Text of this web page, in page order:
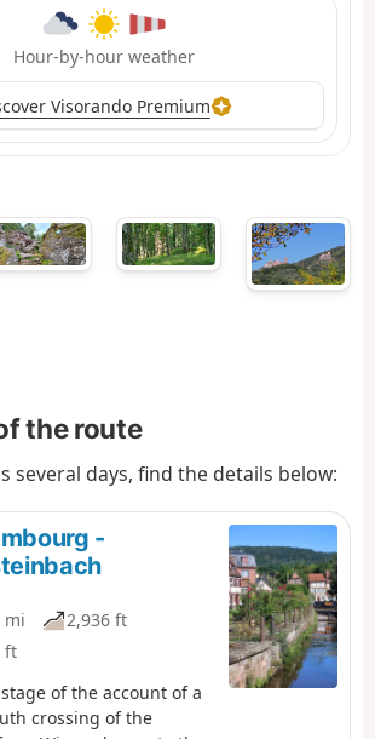
Hour-by-hour weather
Visorando Premium
the route
several days, find the details below:
-
mi
2,936 ft
ft
of the account of a
crossing of the